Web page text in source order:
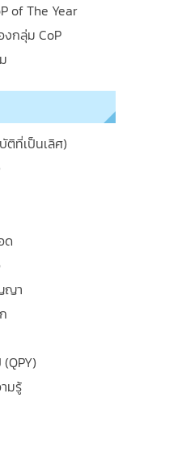
of The Year
งกลุ่ม CoP
ติที่เป็นเลิศ)
ด
ญา
มรู้